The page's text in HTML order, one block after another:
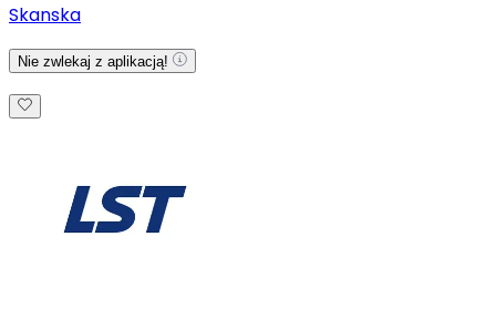
Skanska
Nie zwlekaj z aplikacją!